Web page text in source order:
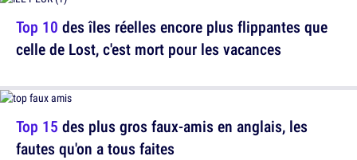
Top 15 des plus gros faux-amis en anglais, les
fautes qu'on a tous faites
Top 10 des îles réelles encore plus flippantes que
celle de Lost, c'est mort pour les vacances